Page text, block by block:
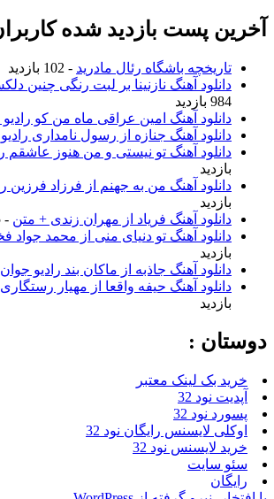
آخرین پست بازدید شده
تاریخچه باشگاه رئال مادرید - 102 بازدید
دانلود آهنگ نازنینا بر لبت رنگی چنین
984 بازدید
دانلود آهنگ امین عراقی ماه من کو
دانلود آهنگ جنازه از رسول نامداری
دانلود آهنگ تو نیستی و من هنوز عاشقم
بازدید
دانلود آهنگ من به جهنم از فرزاد فرزین
بازدید
دانلود آهنگ فریاد از مهران زندی + متن - 985 بازدید
دانلود آهنگ تو دنیای منی از محمد جواد
بازدید
دانلود آهنگ جاذبه از ماکان بند رادیو جوان
دانلود آهنگ حیفه واقعا از مهیار
بازدید
دوستان :
خرید بک لینک معتبر
آپدیت نود 32
پسورد نود 32
اوکلی لایسنس رایگان نود 32
خرید لایسنس نود 32
سئو سایت
رایگان